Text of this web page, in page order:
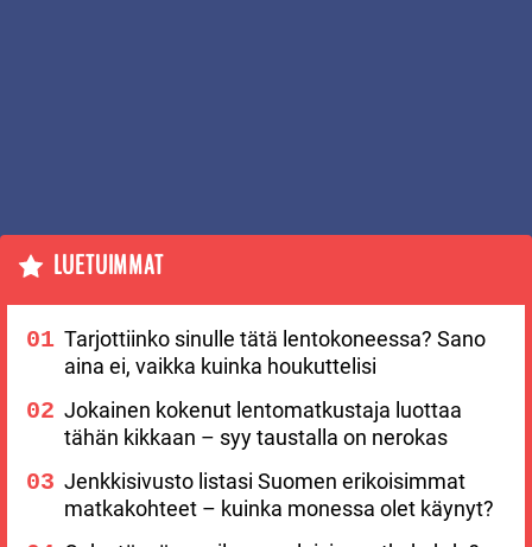
LUETUIMMAT
Tarjottiinko sinulle tätä lentokoneessa? Sano
aina ei, vaikka kuinka houkuttelisi
Jokainen kokenut lentomatkustaja luottaa
tähän kikkaan – syy taustalla on nerokas
Jenkkisivusto listasi Suomen erikoisimmat
matkakohteet – kuinka monessa olet käynyt?